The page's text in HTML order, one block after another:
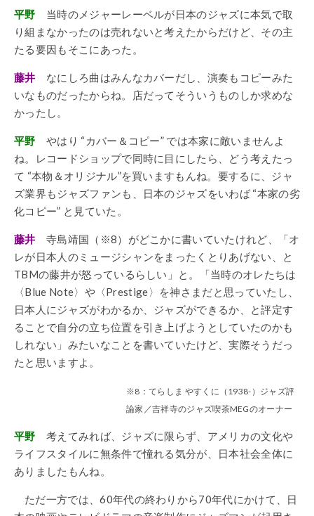
平野 当時のメジャーレーベルが日本のジャズに本気で取
り組まなかったのは売れないと考えたからだけど、その主
たる要因もそこにあった。
藤井 なにしろ曲はみんなカバーだし、演奏もコピーみた
いなものだったからね。店だってそういうものしか求めな
かったし。
平野 やはり “カバー＆コピー” では本家に敵いませんよ
ね。レコードショップで同時に目にしたら、どう考えたっ
て “本物＆オリジナル”を買いますもんね。要するに、ジャ
ズ業界もジャズファンも、日本のジャズをいわば “本家の劣
化コピー” と見ていた。
藤井 寺島靖国（※8）がどこかに書いていたけれど、「オ
レが日本人のミュージシャンをまったくとりあげない、と
TBMの藤井が怒っているらしい」と。「当時のオレたちは
〈Blue Note〉や〈Prestige〉を神さまだと思っていたし、
日本人にジャズがわかるか、ジャズができるか、と評定す
ることで自分の立ち位置を引き上げようとしていたのかも
しれない」みたいなことを書いていたけど、実際そうだっ
たと思いますよ。
※8：てらしま やすくに（1938-）ジャズ評
論家／吉祥寺のジャズ喫茶MEGのオーナー
平野 考えてみれば、ジャズに限らず、アメリカの文化や
ライフスタイルに無条件で憧れる気分が、日本社会全体に
ありましたもんね。
ただ一方では、60年代の終わりから70年代にかけて、日